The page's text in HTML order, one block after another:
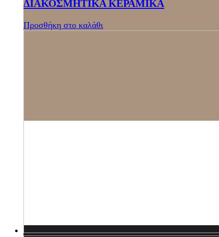
ΔΙΑΚΟΣΜΗΤΙΚΑ ΚΕΡΑΜΙΚΑ
Προσθήκη στο καλάθι